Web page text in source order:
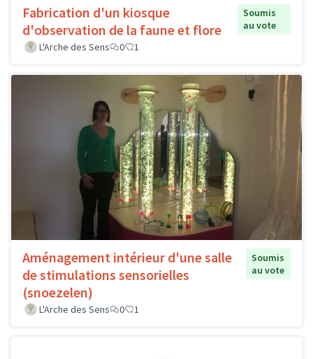
Fabrication d'un kiosque
d'observation de la faune et flore
Soumis
au vote
L'Arche des Sens
0 1
Aménagement intérieur d'une salle
de stimulations sensorielles
(snoezelen)
Soumis
au vote
L'Arche des Sens 0 1